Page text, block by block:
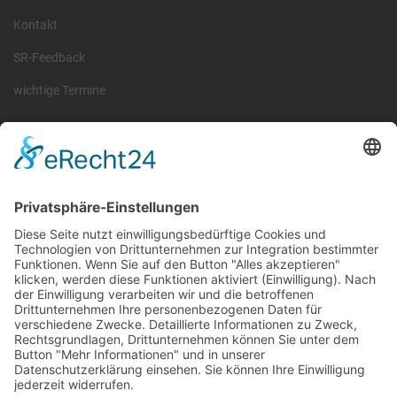
Kontakt
SR-Feedback
wichtige Termine
Information
Sachsen und Thüringen. Er ist als eingetragener Verein tätig und
gleichzeitig Veranstalter der Spiele der Regionalliga in
verschiedenen Ligen.
Die RLSO ist jetzt auch erreichbar unter der Adresse